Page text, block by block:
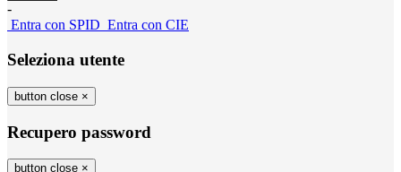
-
Entra con SPID Entra con CIE
Seleziona utente
button close ×
Recupero password
button close ×